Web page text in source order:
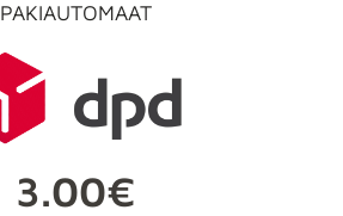
PAKIAUTOMAAT
3.00€